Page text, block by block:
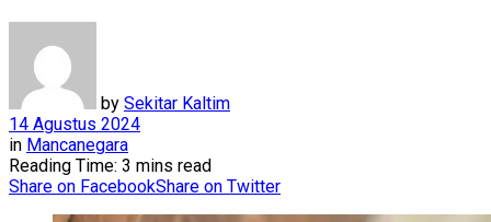
by Sekitar Kaltim
14 Agustus 2024
in Mancanegara
Reading Time: 3 mins read
Share on FacebookShare on Twitter